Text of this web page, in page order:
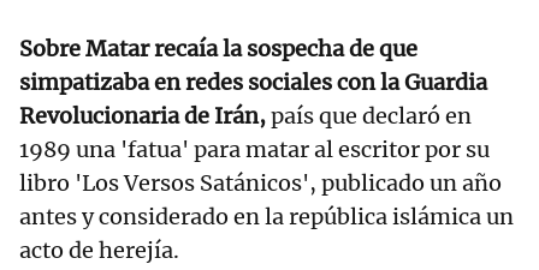
Sobre Matar recaía la sospecha de que
simpatizaba en redes sociales con la Guardia
Revolucionaria de Irán,país que declaró en
1989 una 'fatua' para matar al escritor por su
libro 'Los Versos Satánicos', publicado un año
antes y considerado en la república islámica un
acto de herejía.